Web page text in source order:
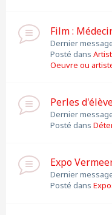
Film :
Dernier
Posté dans
Oeuvre ou
Perles
Dernier
Posté dans
Expo
Dernier
Posté dans